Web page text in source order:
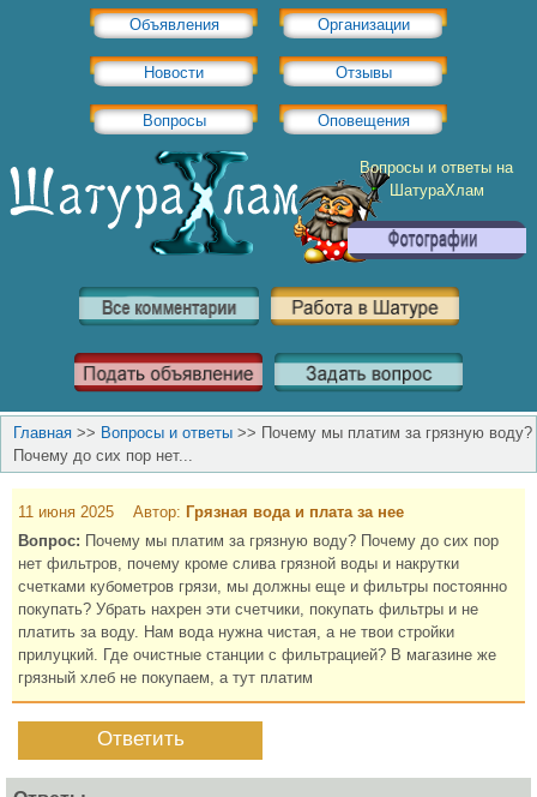
Объявления Организации
Новости Отзывы
Вопросы Оповещения
Вопросы и ответы на
ШатураХлам
Главная >> Вопросы и ответы >> Почему мы платим за грязную воду?
Почему до сих пор нет...
11 июня 2025 Автор: Грязная вода и плата за нее
Вопрос: Почему мы платим за грязную воду? Почему до сих пор
нет фильтров, почему кроме слива грязной воды и накрутки
счетками кубометров грязи, мы должны еще и фильтры постоянно
покупать? Убрать нахрен эти счетчики, покупать фильтры и не
платить за воду. Нам вода нужна чистая, а не твои стройки
прилуцкий. Где очистные станции с фильтрацией? В магазине же
грязный хлеб не покупаем, а тут платим
Ответить